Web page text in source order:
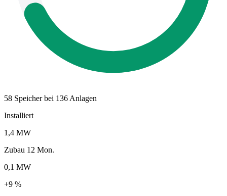
58 Speicher bei 136 Anlagen
Installiert
1,4 MW
Zubau 12 Mon.
0,1 MW
+9 %